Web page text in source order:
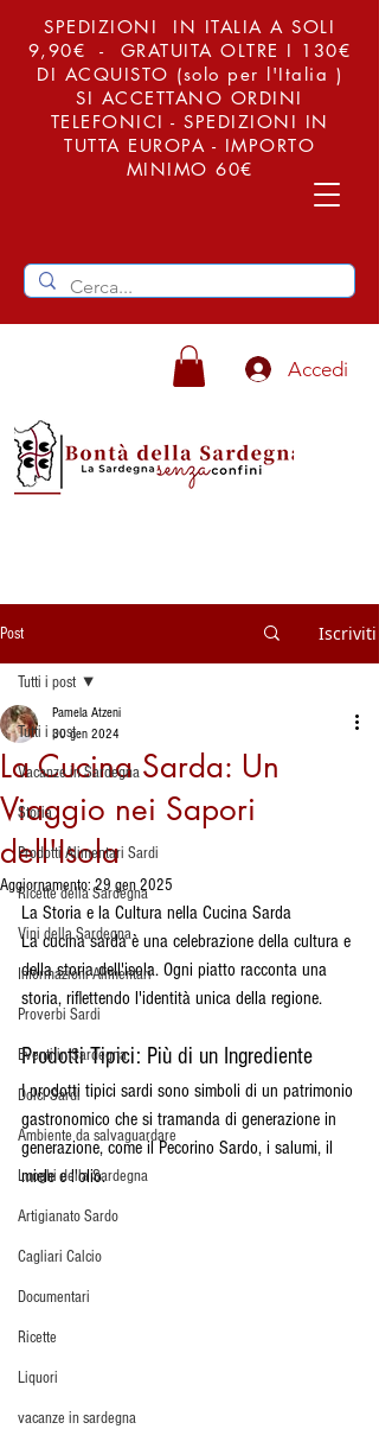
SPEDIZIONI IN ITALIA A SOLI
9,90€ - GRATUITA OLTRE I 130€
DI ACQUISTO (solo per l'Italia )
SI ACCETTANO ORDINI
TELEFONICI - SPEDIZIONI IN
TUTTA EUROPA - IMPORTO
MINIMO 60€
Accedi
Post Iscriviti
Tutti i post
Vacanze in Sardegna
Storia
Prodotti Alimentari Sardi
Ricette della Sardegna
Vini della Sardegna
Informazioni Alimentari
Proverbi Sardi
Eventi in Sardegna
Dolci Sardi
Ambiente da salvaguardare
Luoghi della Sardegna
Artigianato Sardo
Cagliari Calcio
Documentari
Ricette
Liquori
vacanze in sardegna
Tutti i post
La Cucina Sarda: Un
Viaggio nei Sapori
dell'Isola
Pamela Atzeni
30 gen 2024
Aggiornamento:29 gen 2025
La Storia e la Cultura nella Cucina Sarda
La cucina sarda è una celebrazione della cultura e
della storia dell'isola. Ogni piatto racconta una
storia, riflettendo l'identità unica della regione.
Prodotti Tipici: Più di un Ingrediente
I prodotti tipici sardi sono simboli di un patrimonio
gastronomico che si tramanda di generazione in
generazione, come il Pecorino Sardo, i salumi, il
miele e l'olio.